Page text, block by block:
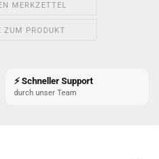
MERKZETTEL
ZUM PRODUKT
⚡ Schneller Support
durch unser Team